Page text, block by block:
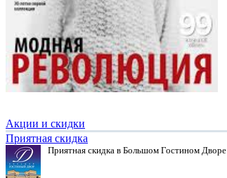
Акции и скидки
Приятная скидка
Приятная скидка в Большом Гостином Дворе